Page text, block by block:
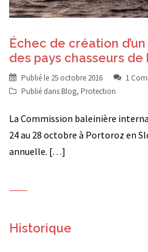
Échec de création
des pays chasseurs de
Publié le 25 octobre 2016
1
Publié dans Blog, Protection
La Commission baleinière
24 au 28 octobre à Portoroz en
annuelle. […]
Historique